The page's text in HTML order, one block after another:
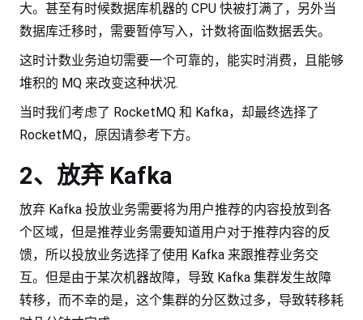
大。甚至有时候数据库机器的 CPU 快被打满了，另外当
数据库迁移时，需要暂停写入，计数将面临数据丢失。
这时计数业务迫切需要一个可靠的，能实时消费，且能够
堆积的 MQ 来改变这种状况.
当时我们考虑了 RocketMQ 和 Kafka，却最终选择了
RocketMQ，原因请参考下方。
2、放弃 Kafka
放弃 Kafka 投放业务需要将为用户推荐的内容投放到各
个区域，但是推荐业务需要知道用户对于推荐内容的反
馈，所以投放业务选择了使用 Kafka 来跟推荐业务交
互。但是由于某次机器故障，导致 Kafka 集群发生故障
转移，而不幸的是，这个集群的分区数过多，导致转移耗